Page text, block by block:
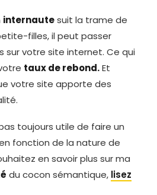
internautesuit la trame de
filles, il peut passer
sur votre site internet. Ce qui
taux de rebond.Et
votre site apporte des
toujours utile de faire un
fonction de la nature de
en savoir plus sur ma
du cocon sémantique, lisez